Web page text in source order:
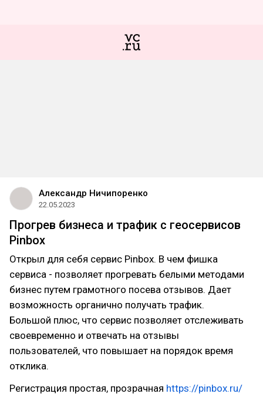
Александр Ничипоренко
22.05.2023
Прогрев бизнеса и трафик с геосервисов
Pinbox
Открыл для себя сервис Pinbox. В чем фишка
сервиса - позволяет прогревать белыми методами
бизнес путем грамотного посева отзывов. Дает
возможность органично получать трафик.
Большой плюс, что сервис позволяет отслеживать
своевременно и отвечать на отзывы
пользователей, что повышает на порядок время
отклика.
Регистрация простая, прозрачная https://pinbox.ru/